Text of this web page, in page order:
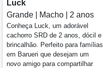
Luck
Grande | Macho | 2 anos
Conheça Luck, um adorável
cachorro SRD de 2 anos, dócil e
brincalhão. Perfeito para famílias
em Barueri que desejam um
novo amigo para compartilhar